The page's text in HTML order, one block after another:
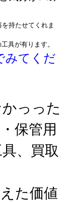
持たせてくれま
具が有ります。
みてくだ
っった
保管用
、 買取
た価値